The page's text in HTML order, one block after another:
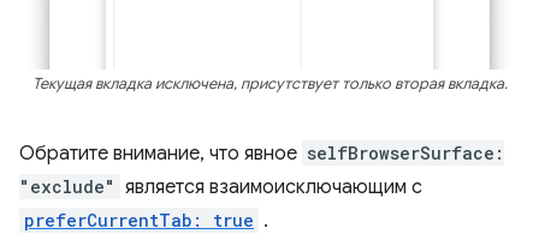
Текущая вкладка исключена, присутствует только вторая вкладка.
Обратите внимание, что явное selfBrowserSurface:
"exclude" является взаимоисключающим с
preferCurrentTab: true .